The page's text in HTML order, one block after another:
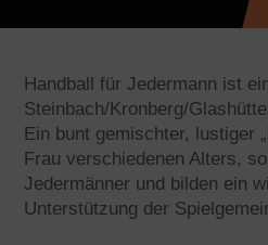
Handball für Jedermann ist
Steinbach/Kronberg/
Ein bunt gemischter, lustiger
Frau verschiedenen Alters,
Jedermänner und bilden ein
Unterstützung der